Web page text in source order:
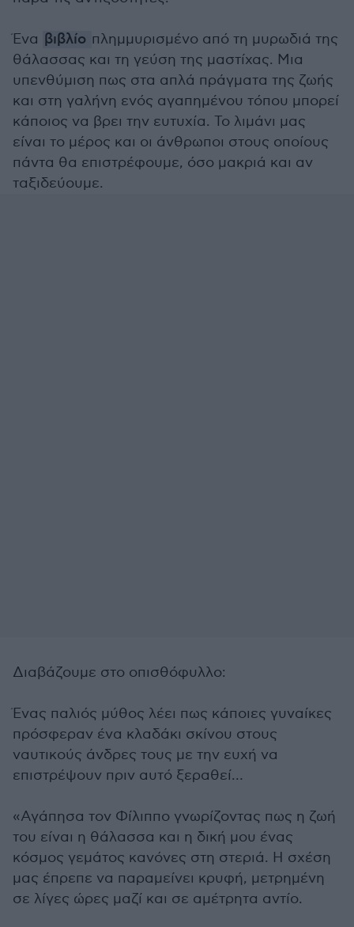
Ένα βιβλίο πλημμυρισμένο από τη μυρωδιά της
θάλασσας και τη γεύση της μαστίχας. Μια
υπενθύμιση πως στα απλά πράγματα της ζωής
και στη γαλήνη ενός αγαπημένου τόπου μπορεί
κάποιος να βρει την ευτυχία. Το λιμάνι μας
είναι το μέρος και οι άνθρωποι στους οποίους
πάντα θα επιστρέφουμε, όσο μακριά και αν
ταξιδεύουμε.
Διαβάζουμε στο οπισθόφυλλο:
Ένας παλιός μύθος λέει πως κάποιες γυναίκες
πρόσφεραν ένα κλαδάκι σκίνου στους
ναυτικούς άνδρες τους με την ευχή να
επιστρέψουν πριν αυτό ξεραθεί…
«Αγάπησα τον Φίλιππο γνωρίζοντας πως η ζωή
του είναι η θάλασσα και η δική μου ένας
κόσμος γεμάτος κανόνες στη στεριά. Η σχέση
μας έπρεπε να παραμείνει κρυφή, μετρημένη
σε λίγες ώρες μαζί και σε αμέτρητα αντίο.